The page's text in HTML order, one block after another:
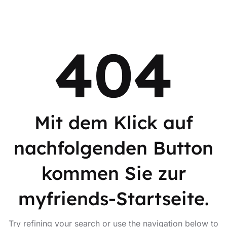
404
Mit dem Klick auf
nachfolgenden Button
kommen Sie zur
myfriends-Startseite.
Try refining your search or use the navigation below to